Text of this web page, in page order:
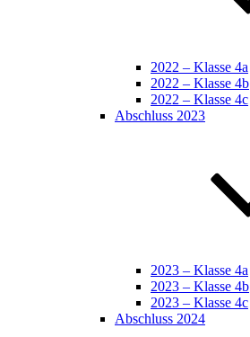
2022 – Klasse 4a
2022 – Klasse 4b
2022 – Klasse 4c
Abschluss 2023
2023 – Klasse 4a
2023 – Klasse 4b
2023 – Klasse 4c
Abschluss 2024